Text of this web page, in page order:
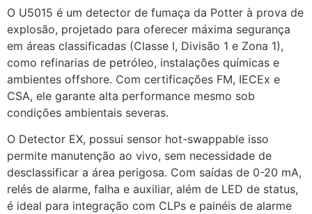
O U5015 é um detector de fumaça da Potter à prova de
explosão, projetado para oferecer máxima segurança
em áreas classificadas (Classe I, Divisão 1 e Zona 1),
como refinarias de petróleo, instalações químicas e
ambientes offshore. Com certificações FM, IECEx e
CSA, ele garante alta performance mesmo sob
condições ambientais severas.
O Detector EX, possui sensor hot-swappable isso
permite manutenção ao vivo, sem necessidade de
desclassificar a área perigosa. Com saídas de 0-20 mA,
relés de alarme, falha e auxiliar, além de LED de status,
é ideal para integração com CLPs e painéis de alarme